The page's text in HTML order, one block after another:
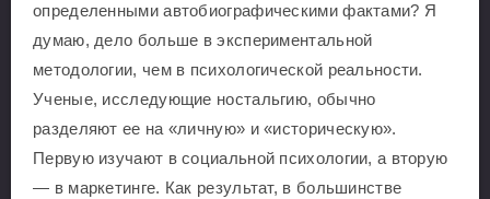
определенными автобиографическими фактами? Я
думаю, дело больше в экспериментальной
методологии, чем в психологической реальности.
Ученые, исследующие ностальгию, обычно
разделяют ее на «личную» и «историческую».
Первую изучают в социальной психологии, а вторую
— в маркетинге. Как результат, в большинстве